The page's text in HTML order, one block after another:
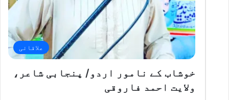
علاقائی
خوشاب کے نامور اردو/ پنجابی شاعر،
ولایت احمد فاروقی